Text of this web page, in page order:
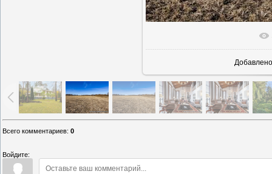
В
Добавлено
Всего комментариев: 0
Войдите: